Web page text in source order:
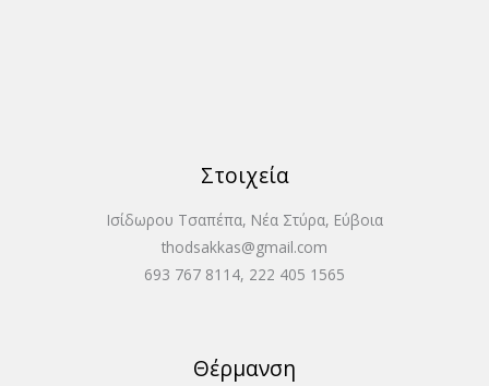
Στοιχεία
Ισίδωρου Τσαπέπα, Νέα Στύρα, Εύβοια
thodsakkas@gmail.com
693 767 8114, 222 405 1565
Θέρμανση